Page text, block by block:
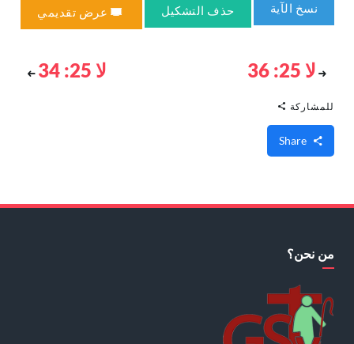
نسخ الآية حذف التشكيل عرض تقديمي
لا 25: 36 لا 25: 34
للمشاركة
من نحن؟